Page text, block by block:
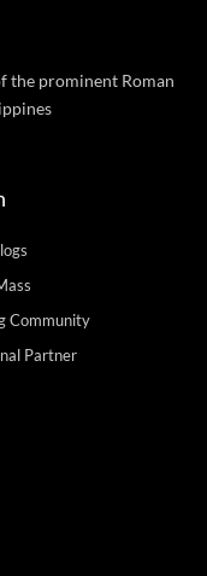
the prominent Roman
Community
Partner